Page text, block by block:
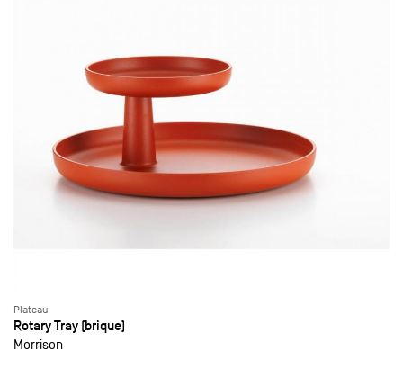
Plateau
Rotary Tray (brique)
Morrison